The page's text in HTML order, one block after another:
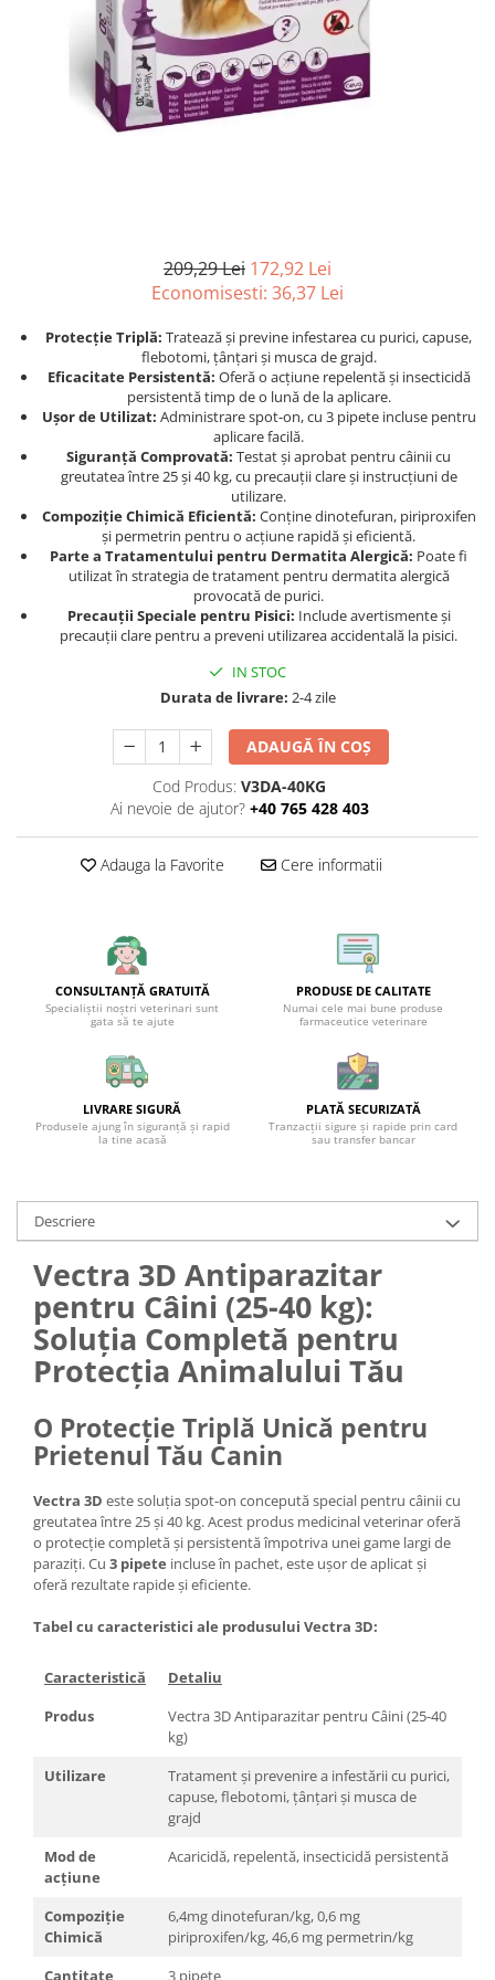
Afecțiuni hepatice
Afecțiuni neurologice
Afecțiuni oftalmice
Afecțiuni oncologice
Afecțiuni otice
Vitamine și minerale
Hrană umedă
Recompense și snack-uri
Igienă
Igienă orală
Șampoane și balsamuri
Afecțiuni hepatice
Afecțiuni neurologice
Afecțiuni oftalmice
Afecțiuni oncologice
Afecțiuni otice
Vitamine și minerale
Hrană umedă
Așternut Tofu / Nisip
Igienă orală
Șampoane și balsamuri
209,29 Lei 172,92 Lei
Economisesti: 36,37 Lei
Protecție Triplă: Tratează și previne infestarea cu purici, capuse,
flebotomi, țânțari și musca de grajd.
Eficacitate Persistentă: Oferă o acțiune repelentă și insecticidă
persistentă timp de o lună de la aplicare.
Ușor de Utilizat: Administrare spot-on, cu 3 pipete incluse pentru
aplicare facilă.
Siguranță Comprovată: Testat și aprobat pentru câinii cu
greutatea între 25 și 40 kg, cu precauții clare și instrucțiuni de
utilizare.
Compoziție Chimică Eficientă: Conține dinotefuran, piriproxifen
și permetrin pentru o acțiune rapidă și eficientă.
Parte a Tratamentului pentru Dermatita Alergică: Poate fi
utilizat în strategia de tratament pentru dermatita alergică
provocată de purici.
Precauții Speciale pentru Pisici: Include avertismente și
precauții clare pentru a preveni utilizarea accidentală la pisici.
IN STOC
Durata de livrare: 2-4 zile
ADAUGĂ ÎN COȘ
Cod Produs: V3DA-40KG
Ai nevoie de ajutor? +40 765 428 403
Adauga la Favorite Cere informatii
CONSULTANȚĂ GRATUITĂ
Specialiștii noștri veterinari sunt
gata să te ajute
PRODUSE DE CALITATE
Numai cele mai bune produse
farmaceutice veterinare
LIVRARE SIGURĂ
Produsele ajung în siguranță și rapid
la tine acasă
PLATĂ SECURIZATĂ
Tranzacții sigure și rapide prin card
sau transfer bancar
Descriere
Vectra 3D Antiparazitar
pentru Câini (25-40 kg):
Soluția Completă pentru
Protecția Animalului Tău
O Protecție Triplă Unică pentru
Prietenul Tău Canin
Vectra 3D este soluția spot-on concepută special pentru câinii cu
greutatea între 25 și 40 kg. Acest produs medicinal veterinar oferă
o protecție completă și persistentă împotriva unei game largi de
paraziți. Cu 3 pipete incluse în pachet, este ușor de aplicat și
oferă rezultate rapide și eficiente.
Tabel cu caracteristici ale produsului Vectra 3D:
Caracteristică
Detaliu
Produs
Vectra 3D Antiparazitar pentru Câini (25-40
kg)
Utilizare
Tratament și prevenire a infestării cu purici,
capuse, flebotomi, țânțari și musca de
grajd
Mod de
acțiune
Acaricidă, repelentă, insecticidă persistentă
Compoziție
Chimică
6,4mg dinotefuran/kg, 0,6 mg
piriproxifen/kg, 46,6 mg permetrin/kg
Cantitate
3 pipete